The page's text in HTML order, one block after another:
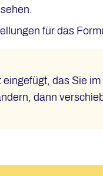
für das
eingefügt, das Sie
dann